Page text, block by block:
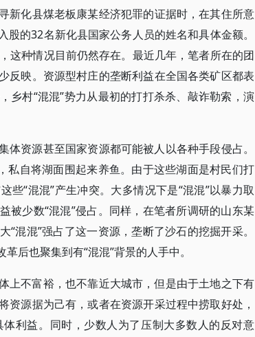
新化县煤老板康某经济犯罪的证据时，在其住所意
的32名新化县国家公务人员的姓名和具体金额。
这种情况目前仍然存在。最近几年，笔者所在的团
反映。资源型村庄的垄断利益在全国各类矿区都表
乡村“混混”势力从最初的打打杀杀、敲诈勒索，演
资源甚至国家资源都可能被人以各种手段侵占。
私自将湖面围起来养鱼。由于这些湖面是村民们打
“混混”产生冲突。大多情况下是“混混”以暴力取
被少数“混混”侵占。同样，在笔者所调研的山东某
混混”强占了这一资源，垄断了沙石的挖掘开采。
后也聚集到有“混混”背景的人手中。
上不富裕，也不靠近大城市，但是由于土地之下有
源据为己有，或者在资源开采过程中捞取好处，
利益。同时，少数人为了压制大多数人的反对意